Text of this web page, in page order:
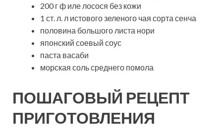
200 г ф иле лосося без кожи
1 ст. л. л истового зеленого чая сорта сенча
половина большого листа нори
японский соевый соус
паста васаби
морская соль среднего помола
ПОШАГОВЫЙ РЕЦЕПТ
ПРИГОТОВЛЕНИЯ